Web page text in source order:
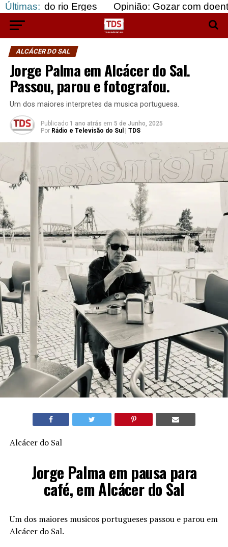
Últimas:
Erges Opinião: Gozar com doentes e
ALCÁCER DO SAL
Jorge Palma em Alcácer do Sal.
Passou, parou e fotografou.
Um dos maiores interpretes da musica portuguesa.
Publicado 1 ano atrás em 5 de Junho, 2025
Por Rádio e Televisão do Sul | TDS
Alcácer do Sal
Jorge Palma em pausa para
café, em Alcácer do Sal
Um dos maiores musicos portugueses passou e parou em
Alcácer do Sal.